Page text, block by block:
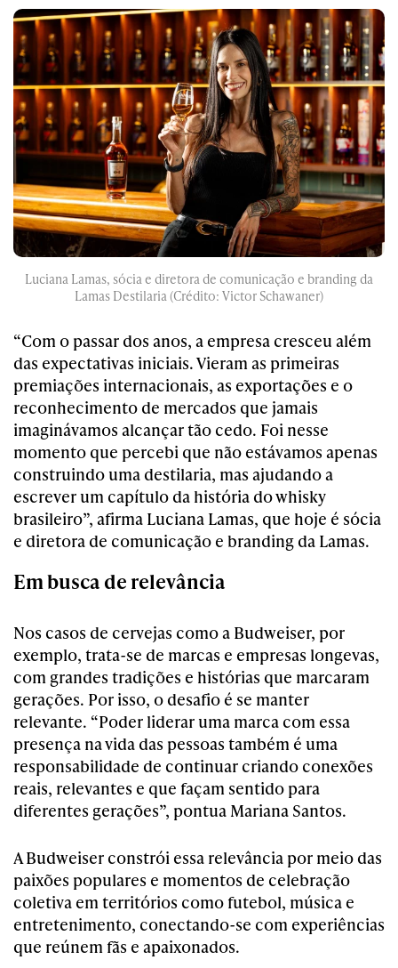
Luciana Lamas, sócia e diretora de comunicação e branding da
Lamas Destilaria (Crédito: Victor Schawaner)
“Com o passar dos anos, a empresa cresceu além
das expectativas iniciais. Vieram as primeiras
premiações internacionais, as exportações e o
reconhecimento de mercados que jamais
imaginávamos alcançar tão cedo. Foi nesse
momento que percebi que não estávamos apenas
construindo uma destilaria, mas ajudando a
escrever um capítulo da história do whisky
brasileiro”, afirma Luciana Lamas, que hoje é sócia
e diretora de comunicação e branding da Lamas.
Em busca de relevância
Nos casos de cervejas como a Budweiser, por
exemplo, trata-se de marcas e empresas longevas,
com grandes tradições e histórias que marcaram
gerações. Por isso, o desafio é se manter
relevante. “Poder liderar uma marca com essa
presença na vida das pessoas também é uma
responsabilidade de continuar criando conexões
reais, relevantes e que façam sentido para
diferentes gerações”, pontua Mariana Santos.
A Budweiser constrói essa relevância por meio das
paixões populares e momentos de celebração
coletiva em territórios como futebol, música e
entretenimento, conectando-se com experiências
que reúnem fãs e apaixonados.